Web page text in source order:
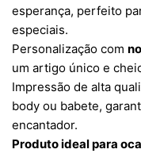
esperança, perfeito
especiais.
Personalização com
um artigo único e
Impressão de alta
body ou babete,
encantador.
Produto ideal para